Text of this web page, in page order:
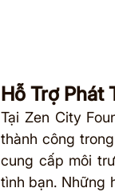
Hỗ Trợ Phát
Tại Zen City
thành công
cung cấp môi
tình bạn. Những